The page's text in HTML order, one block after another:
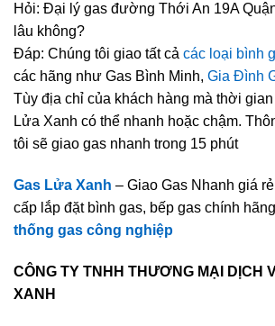
Hỏi: Đại lý gas đường Thới An 19A
lâu không?
Đáp: Chúng tôi giao tất cả các loại bình
các hãng như Gas Bình Minh, Gia Đình
Tùy địa chỉ của khách hàng mà thời
Lửa Xanh có thể nhanh hoặc chậm.
tôi sẽ giao gas nhanh trong 15 phút
Gas Lửa Xanh – Giao Gas Nhanh giá
cấp lắp đặt bình gas, bếp gas chính
thống gas công nghiệp
CÔNG TY TNHH THƯƠNG MẠI DỊCH
XANH